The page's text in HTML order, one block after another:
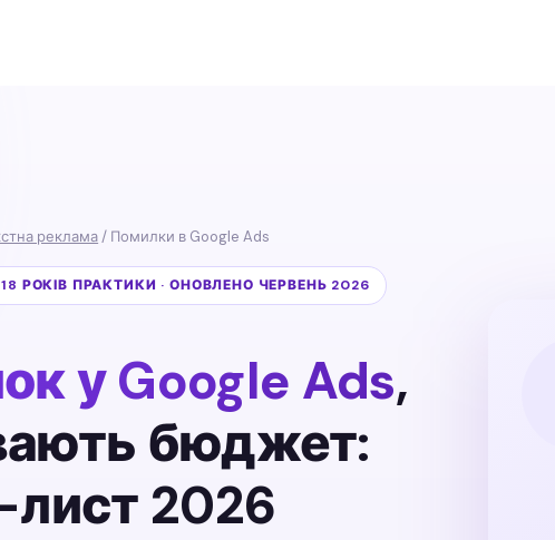
реклама/ Помилки в Google Ads
РОКІВ ПРАКТИКИ · ОНОВЛЕНО ЧЕРВЕНЬ 2026
у Google Ads,
бюджет:
2026